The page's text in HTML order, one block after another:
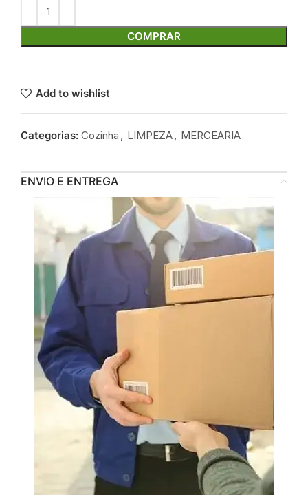
COMPRAR
Add to wishlist
Categorias: Cozinha LIMPEZA MERCEARIA
ENVIO E ENTREGA